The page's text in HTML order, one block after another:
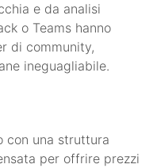
e da analisi
o Teams hanno
di community,
ineguagliabile.
con una struttura
per offrire prezzi